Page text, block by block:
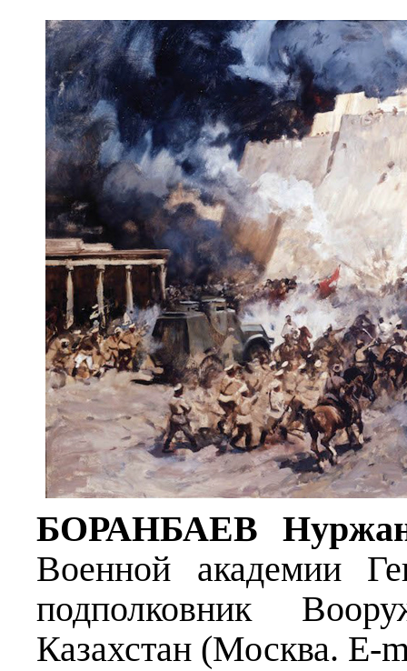
БОРАНБАЕВ
Военной академии
подполковник
Казахстан (Москва. E-